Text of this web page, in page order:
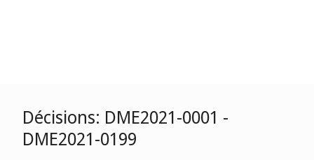
Décisions: DME2021-0001 -
DME2021-0199